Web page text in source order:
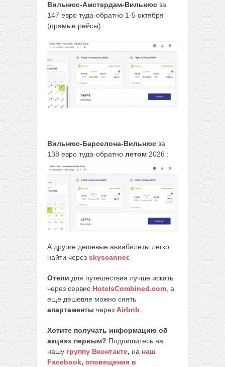
Вильнюс-Амстердам-Вильнюс за
147 евро туда-обратно 1-5 октября
(прямые рейсы) :
Вильнюс-Барселона-Вильнюс за
138 евро туда-обратно летом 2026 :
А другие дешевые авиабилеты легко
найти через skyscanner.
Отели для путешествия лучше искать
через сервис HotelsCombined.com , а
еще дешевле можно снять
апартаменты через Airbnb
Хотите получать информацию об
акциях первым? Подпишитесь на
нашу группу Вконтакте, на наш
Facebook, оповещения в